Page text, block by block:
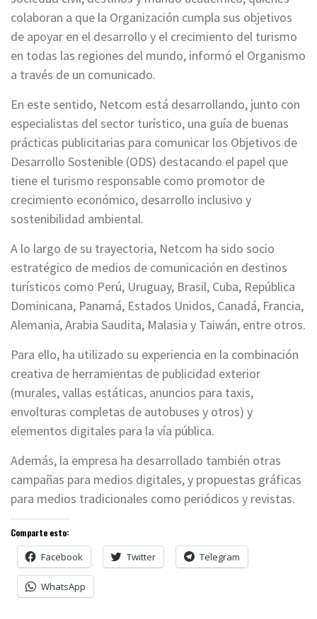
colaboran a que la Organización cumpla sus objetivos
de apoyar en el desarrollo y el crecimiento del turismo
en todas las regiones del mundo, informó el Organismo
a través de un comunicado.
En este sentido, Netcom está desarrollando, junto con
especialistas del sector turístico, una guía de buenas
prácticas publicitarias para comunicar los Objetivos de
Desarrollo Sostenible (ODS) destacando el papel que
tiene el turismo responsable como promotor de
crecimiento económico, desarrollo inclusivo y
sostenibilidad ambiental.
A lo largo de su trayectoria, Netcom ha sido socio
estratégico de medios de comunicación en destinos
turísticos como Perú, Uruguay, Brasil, Cuba, República
Dominicana, Panamá, Estados Unidos, Canadá, Francia,
Alemania, Arabia Saudita, Malasia y Taiwán, entre otros.
Para ello, ha utilizado su experiencia en la combinación
creativa de herramientas de publicidad exterior
(murales, vallas estáticas, anuncios para taxis,
envolturas completas de autobuses y otros) y
elementos digitales para la vía pública.
Además, la empresa ha desarrollado también otras
campañas para medios digitales, y propuestas gráficas
para medios tradicionales como periódicos y revistas.
Comparte esto:
Facebook Twitter Telegram
WhatsApp